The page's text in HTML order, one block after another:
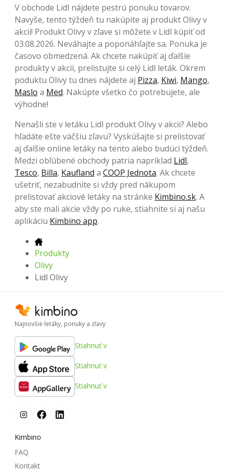
V obchode Lidl nájdete pestrú ponuku tovarov.
Navyše, tento týždeň tu nakúpite aj produkt Olivy v
akcii! Produkt Olivy v zľave si môžete v Lidl kúpiť od
03.08.2026. Neváhajte a poponáhľajte sa. Ponuka je
časovo obmedzená. Ak chcete nakúpiť aj ďalšie
produkty v akcii, prelistujte si celý Lidl leták. Okrem
poduktu Olivy tu dnes nájdete aj Pizza, Kiwi, Mango,
Maslo a Med. Nakúpte všetko čo potrebujete, ale
výhodne!
Nenašli ste v letáku Lidl produkt Olivy v akcii? Alebo
hľadáte ešte väčšiu zľavu? Vyskúšajte si prelistovať
aj ďalšie online letáky na tento alebo budúci týždeň.
Medzi obľúbené obchody patria napríklad Lidl,
Tesco, Billa, Kaufland a COOP Jednota. Ak chcete
ušetriť, nezabudnite si vždy pred nákupom
prelistovať akciové letáky na stránke Kimbino.sk. A
aby ste mali akcie vždy po ruke, stiahnite si aj našu
aplikáciu Kimbino app.
Produkty
Olivy
Lidl Olivy
Najnovšie letáky, ponuky a zľavy
Stiahnuť v
Stiahnuť v
Stiahnuť v
Kimbino
FAQ
Kontakt